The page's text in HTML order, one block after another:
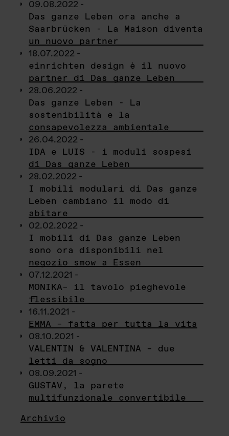
09.08.2022 -
Das ganze Leben ora anche a
Saarbrücken - La Maison diventa
un nuovo partner
18.07.2022 -
einrichten design è il nuovo
partner di Das ganze Leben
28.06.2022 -
Das ganze Leben - La
sostenibilità e la
consapevolezza ambientale
26.04.2022 -
IDA e LUIS - i moduli sospesi
di Das ganze Leben
28.02.2022 -
I mobili modulari di Das ganze
Leben cambiano il modo di
abitare
02.02.2022 -
I mobili di Das ganze Leben
sono ora disponibili nel
negozio smow a Essen
07.12.2021 -
MONIKA– il tavolo pieghevole
flessibile
16.11.2021 -
EMMA – fatta per tutta la vita
08.10.2021 -
VALENTIN & VALENTINA – due
letti da sogno
08.09.2021 -
GUSTAV, la parete
multifunzionale convertibile
Archivio